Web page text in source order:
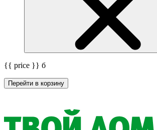
{{ price }} б
Перейти в корзину